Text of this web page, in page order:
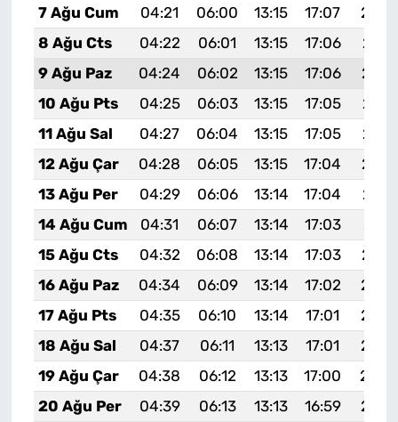
7 Ağu Cum
04:21 06:00 13:15 17:07
8 Ağu Cts
04:22 06:01 13:15 17:06
9 Ağu Paz
04:24 06:02 13:15 17:06
10 Ağu Pts
04:25 06:03 13:15 17:05
11 Ağu Sal
04:27 06:04 13:15 17:05
12 Ağu Çar
04:28 06:05 13:15 17:04
13 Ağu Per
04:29 06:06 13:14 17:04
14 Ağu Cum
04:31 06:07 13:14 17:03
20:11
15 Ağu Cts
04:32 06:08 13:14 17:03
16 Ağu Paz
04:34 06:09 13:14 17:02
17 Ağu Pts
04:35 06:10 13:14 17:01
18 Ağu Sal
04:37 06:11 13:13 17:01
19 Ağu Çar
04:38 06:12 13:13 17:00
20 Ağu Per
04:39 06:13 13:13 16:59